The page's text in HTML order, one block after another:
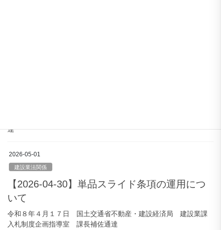
達
2026-05-01
建設業法関係
【2026-04-30】単品スライド条項の運用につ
いて
令和８年４月１７日 国土交通省不動産・建設経済局 建設業課
入札制度企画指導室 課長補佐通達